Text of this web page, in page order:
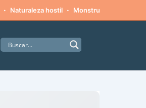
· Naturaleza hostil · Monstruos